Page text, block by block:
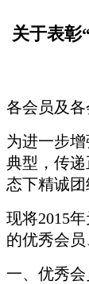
关于表彰
各会员及各
为进一步
典型，传
态下精诚
现将2015
的优秀会
一、优秀